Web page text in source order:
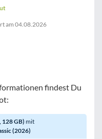
am04.08.2026
findest Du
128 GB)mit
(2026)